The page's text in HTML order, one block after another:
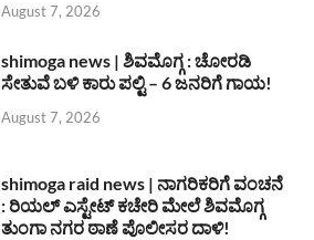
August 7, 2026
shimoga news | ಶಿವಮೊಗ್ಗ : ಚೋರಡಿ
ಸೇತುವೆ ಬಳಿ ಕಾರು ಪಲ್ಟಿ – 6 ಜನರಿಗೆ ಗಾಯ!
August 7, 2026
shimoga raid news | ನಾಗರಿಕರಿಗೆ ವಂಚನೆ
: ರಿಯಲ್ ಎಸ್ಟೇಟ್ ಕಚೇರಿ ಮೇಲೆ ಶಿವಮೊಗ್ಗ
ತುಂಗಾ ನಗರ ಠಾಣೆ ಪೊಲೀಸರ ದಾಳಿ!